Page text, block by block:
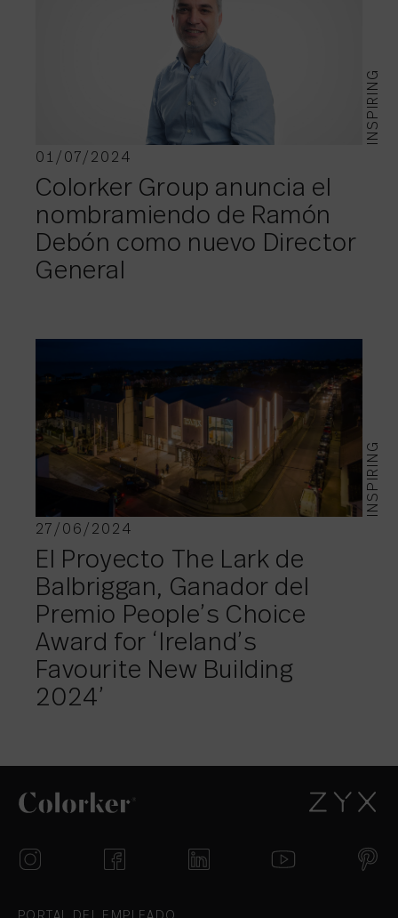
INSPIRING
01/07/2024
Colorker Group anuncia el
nombramiendo de Ramón
Debón como nuevo Director
General
INSPIRING
27/06/2024
El Proyecto The Lark de
Balbriggan, Ganador del
Premio People’s Choice
Award for ‘Ireland’s
Favourite New Building
2024’